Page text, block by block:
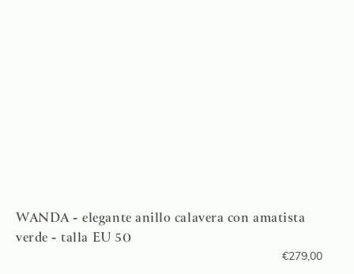
WANDA - elegante anillo calavera con amatista
verde - talla EU 50
€279,00